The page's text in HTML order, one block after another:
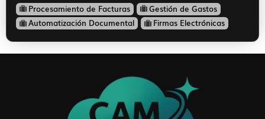
Procesamiento de Facturas
Gestión de Gastos
Automatización Documental
Firmas Electrónicas